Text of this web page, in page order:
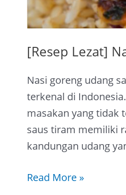
[Resep Lezat]
Nasi goreng udang
terkenal di
masakan yang tidak
saus tiram memiliki
kandungan udang
Read More »